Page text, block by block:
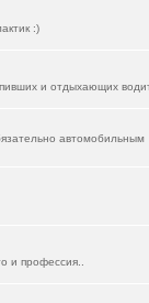
:)
и отдыхающих
автомобильным
и профессия..